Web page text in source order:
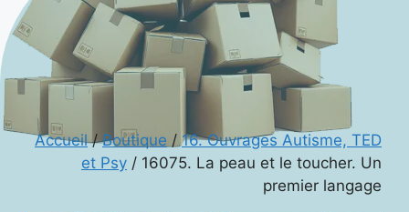
Accueil/Boutique /16. Ouvrages Autisme, TED
et Psy / 16075. La peau et le toucher. Un
premier langage